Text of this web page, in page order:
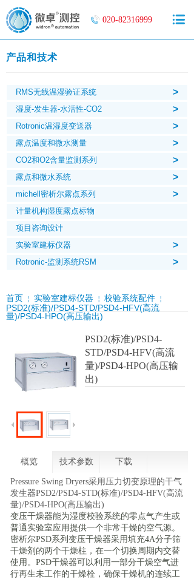
020-82316999
产品和技术
RMS无线温湿验证系统 >
湿度-发生器-水活性-CO2 >
Rotronic温湿度变送器 >
露点温度和微水测量 >
CO2和O2含量监测系列 >
露点和微水系统 >
michell密析尔露点系列 >
计量机构湿度露点标物
项目咨询设计
实验室建标仪器
>
Rotronic-监测系统RSM >
首页 ￤ 实验室建标仪器 ￤ 校验系统配件 ￤
PSD2(标准)/PSD4-STD/PSD4-HFV(高流
量)/PSD4-HPO(高压输出)
PSD2(标准)/PSD4-
STD/PSD4-HFV(高流
量)/PSD4-HPO(高压输
出)
概览 技术参数 下载
Pressure Swing Dryers采用压力切变原理的干气
发生器PSD2/PSD4-STD(标准)/PSD4-HFV(高流
量)/PSD4-HPO(高压输出)
变压干燥器能为湿度校验系统的零点气产生或
普通实验室应用提供一个非常干燥的空气源。
密析尔PSD系列变压干燥器采用填充4A分子筛
干燥剂的两个干燥柱，在一个切换周期内交替
使用。PSD干燥器可以利用一部分干燥空气进
行再生未工作的干燥栓，确保干燥机的连续工